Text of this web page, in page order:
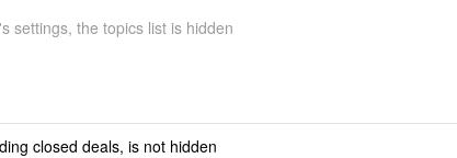
settings, the topics list is hidden
closed deals, is not hidden